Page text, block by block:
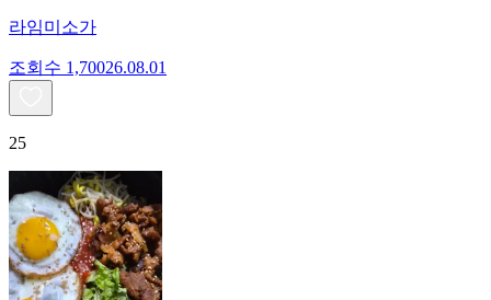
라임미소가
조회수 1,70026.08.01
25